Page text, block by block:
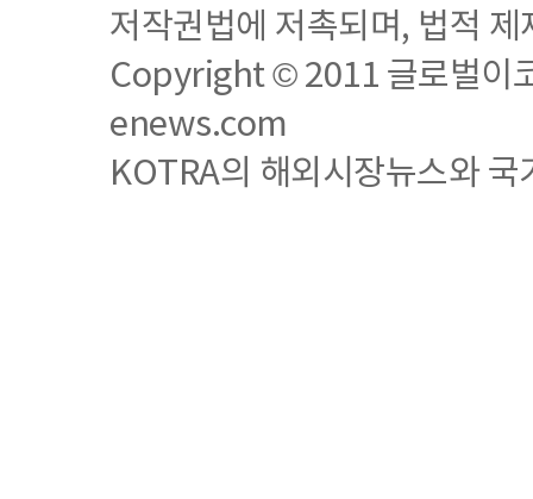
저작권법에 저촉되며, 법적
Copyright © 2011 글로벌
enews.com
KOTRA의 해외시장뉴스와